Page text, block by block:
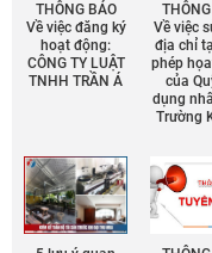
THÔNG BÁO
Về việc đăng ký
hoạt động:
CÔNG TY LUẬT
TNHH TRẦN Á
Về việc
địa chỉ
phép
của
dụng
Trường